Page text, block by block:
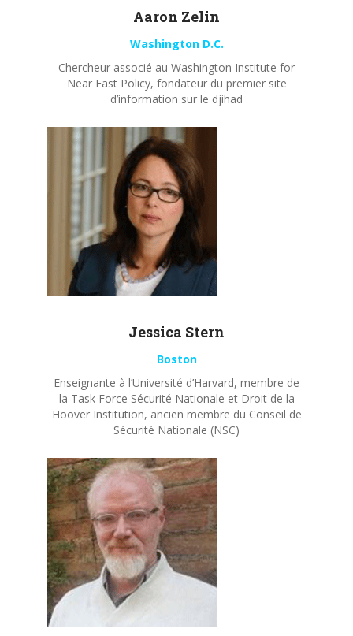
Aaron Zelin
Washington D.C.
Chercheur associé au Washington Institute for
Near East Policy, fondateur du premier site
d’information sur le djihad
Jessica Stern
Boston
Enseignante à l’Université d’Harvard, membre de
la Task Force Sécurité Nationale et Droit de la
Hoover Institution, ancien membre du Conseil de
Sécurité Nationale (NSC)